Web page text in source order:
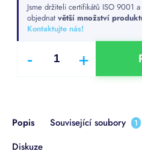
cena:Jsme držiteli certifikátů ISO 9001
objednat větší množství
Kontaktujte nás!
Popis Související soubory 1
Diskuze